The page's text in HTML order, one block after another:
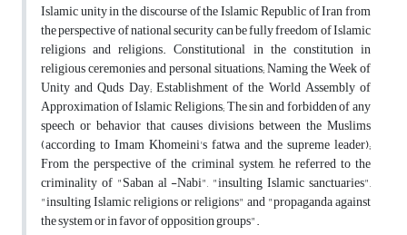
Islamic unity in the discourse of the Islamic Republic of Iran from
the perspective of national security can be fully freedom of Islamic
religions and religions. Constitutional in the constitution in
religious ceremonies and personal situations; Naming the Week of
Unity and Quds Day; Establishment of the World Assembly of
Approximation of Islamic Religions; The sin and forbidden of any
speech or behavior that causes divisions between the Muslims
(according to Imam Khomeini's fatwa and the supreme leader);
From the perspective of the criminal system, he referred to the
criminality of "Saban al -Nabi", "insulting Islamic sanctuaries",
"insulting Islamic religions or religions" and "propaganda against
the system or in favor of opposition groups".